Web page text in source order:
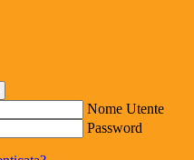
Nome Utente
Password